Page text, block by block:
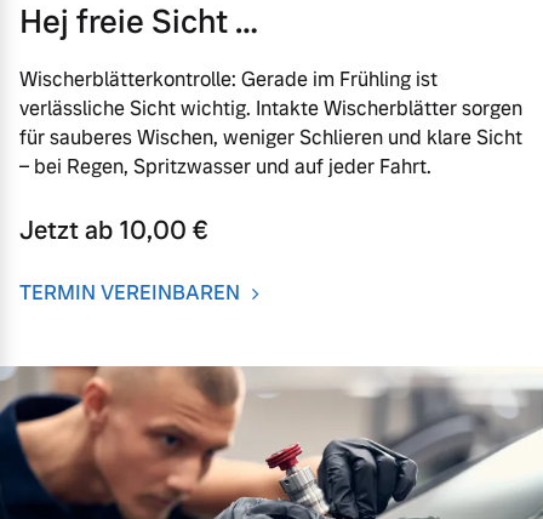
Hej freie Sicht …
Wischerblätterkontrolle: Gerade im Frühling ist
verlässliche Sicht wichtig. Intakte Wischerblätter sorgen
für sauberes Wischen, weniger Schlieren und klare Sicht
– bei Regen, Spritzwasser und auf jeder Fahrt.
Jetzt ab 10,00 €
TERMIN VEREINBAREN